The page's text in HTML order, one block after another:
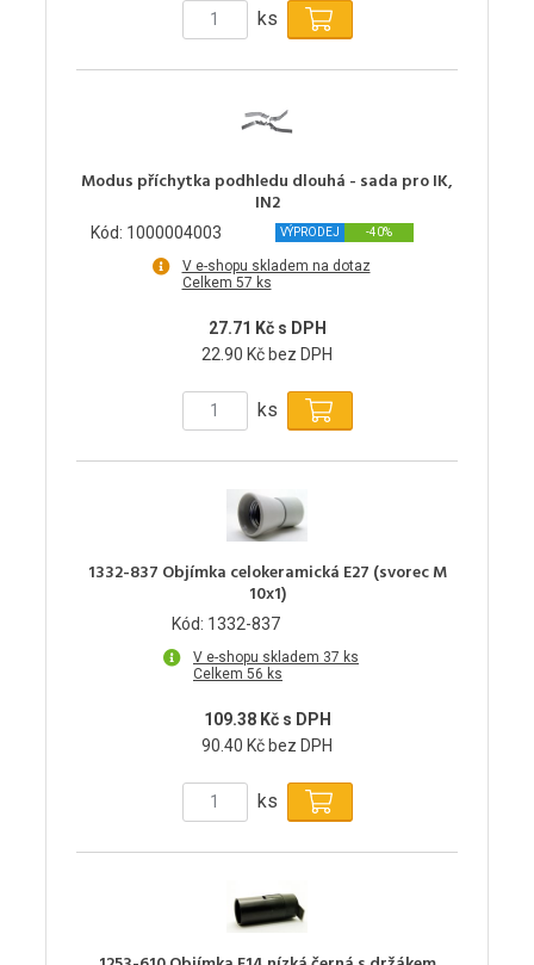
ks
Modus příchytka podhledu dlouhá - sada pro IK,
IN2
Kód: 1000004003 VÝPRODEJ -40%
V e-shopu skladem na dotaz
Celkem 57 ks
27.71 Kč s DPH
22.90 Kč bez DPH
ks
1332-837 Objímka celokeramická E27 (svorec M
10x1)
Kód: 1332-837
V e-shopu skladem 37 ks
Celkem 56 ks
109.38 Kč s DPH
90.40 Kč bez DPH
ks